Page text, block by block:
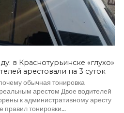
в Краснотурьинске «глухо»
арестовали на 3 суток
обычная тонировка
арестом Двое водителей
к административному аресту
правил тонировки...